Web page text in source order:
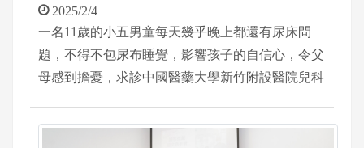
2025/2/4
一名11歲的小五男童每天幾乎晚上都還有尿床問
題，不得不包尿布睡覺，影響孩子的自信心，令父
母感到擔憂，求診中國醫藥大學新竹附設醫院兒科
尿道感染及腎臟疾病等可能性，林子晴醫師跟父母